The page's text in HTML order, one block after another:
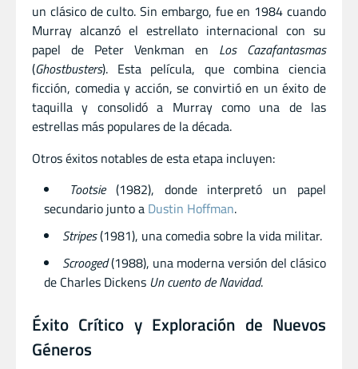
un clásico de culto. Sin embargo, fue en 1984 cuando
Murray alcanzó el estrellato internacional con su
papel de Peter Venkman en Los Cazafantasmas
(Ghostbusters). Esta película, que combina ciencia
ficción, comedia y acción, se convirtió en un éxito de
taquilla y consolidó a Murray como una de las
estrellas más populares de la década.
Otros éxitos notables de esta etapa incluyen:
Tootsie(1982), donde interpretó un papel
secundario junto a Dustin Hoffman.
Stripes(1981), una comedia sobre la vida militar.
Scrooged(1988), una moderna versión del clásico
de Charles Dickens Un cuento de Navidad.
Éxito Crítico y Exploración de Nuevos
Géneros